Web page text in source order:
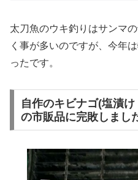
太刀魚のウキ釣りはサンマ
く事が多いのですが、今年
ったです。
自作のキビナゴ(塩漬
の市販品に完敗しまし